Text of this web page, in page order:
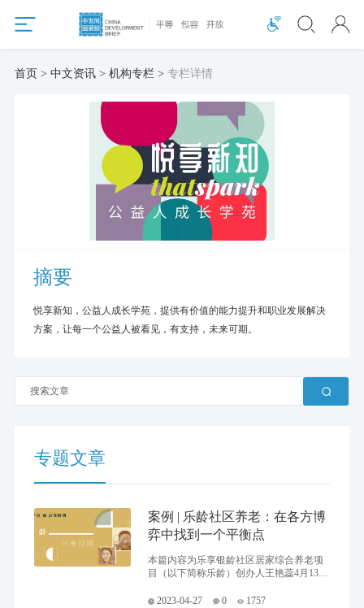
首页 > 中文资讯 > 机构专栏 > 专栏详情
摘要
悦享新知，公益人成长学苑，提供有价值的能力提升和职业发展解决
方案，让每一个公益人被看见，有支持，未来可期。
专题文章
案例 | 乐龄社区养老：在各方博
弈中找到一个平衡点
本篇内容为乐享银龄社区居家综合养老项
目（以下简称乐龄）创办人王艳蕊4月13日
略、模式和伙伴选择”主题访谈上的分享回
2023-04-27 0 1757